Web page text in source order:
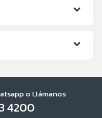
o Llámanos
4200